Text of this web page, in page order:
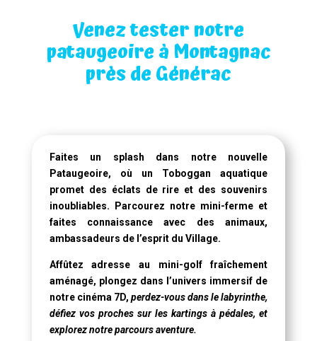
Venez tester notre
pataugeoire à Montagnac
près de Générac
Faites un splash dans notre nouvelle
Pataugeoire, où un Toboggan aquatique
promet des éclats de rire et des souvenirs
inoubliables. Parcourez notre mini-ferme et
faites connaissance avec des animaux,
ambassadeurs de l’esprit du Village.
Affûtez adresse au mini-golf fraîchement
aménagé, plongez dans l’univers immersif de
notre cinéma 7D,perdez-vous dans le labyrinthe,
défiez vos proches sur les kartings à pédales, et
explorez notre parcours aventure.